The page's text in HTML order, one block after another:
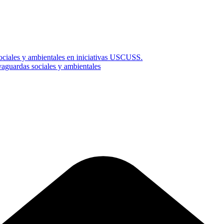
y ambientales en iniciativas USCUSS.
sociales y ambientales